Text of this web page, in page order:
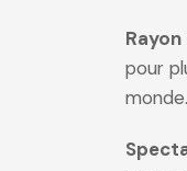
Rayon
pour
monde.